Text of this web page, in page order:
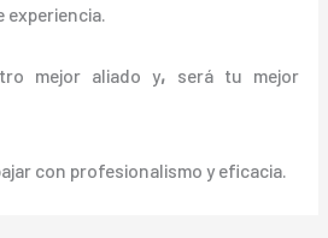
mejor aliado y, será tu mejor
con profesionalismo y eficacia.